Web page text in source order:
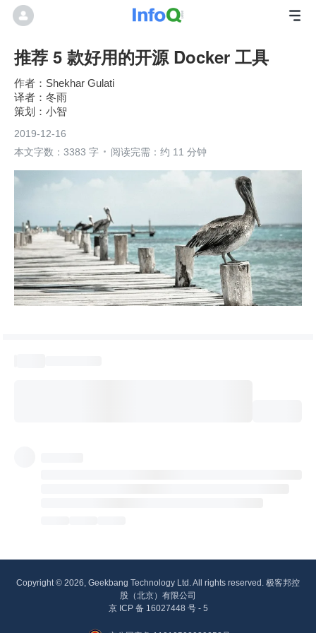
推荐 5 款好用的开源 Docker 工具
Shekhar Gulati
冬雨
小智
2019-12-16
本文字数：3383 字
阅读完需：约 11 分钟
Copyright © 2026, Geekbang Technology Ltd. All rights reserved. 极客邦控
股（北京）有限公司
京 ICP 备 16027448 号 - 5